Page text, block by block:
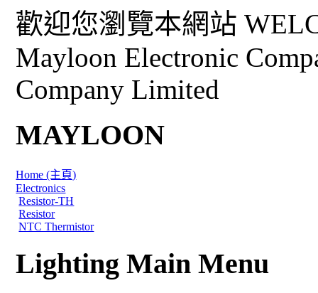
歡迎您瀏覽本網站
Mayloon Electronic
Company Limited
MAYLOON
Home (主頁)
Electronics
Resistor-TH
Resistor
NTC Thermistor
Lighting Main Menu